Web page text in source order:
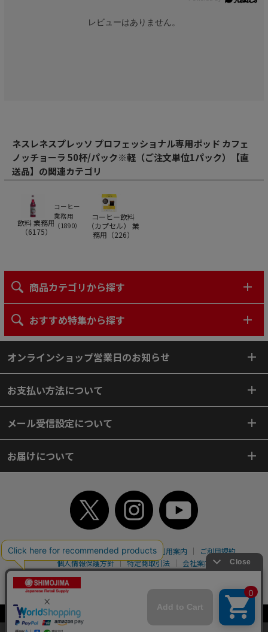
当サイトはクッキー（Cookie）を使用しています。Cookieの使用に同意いた
レビューはありません。
ネスレネスプレッソ プロフェッショナル専用ポッド カフェ
ノッチョーラ 50杯/パック※軽（ご注文単位1パック）【直
送品】の関連カテゴリ
飲料 業務用
（6175）
コーヒー
業務用
（1890）
コーヒー飲料
（カプセル） 業
務用（226）
商品カテゴリから探す
おすすめ特集から探す
オンラインショップ営業日のお知らせ
お支払い方法について
メール受信設定について
お届けについて
TOP 初めてご利用のお客様へ ご利用案内
ご利用規約
個人情報保護方針
特定商取引法
会社案内
よくあるご質問
サイトマップ
WEBカタログ 英語版TOP
Copyright© 2018 SHIMOJIMA Co.,Ltd. All Rights Reserved.